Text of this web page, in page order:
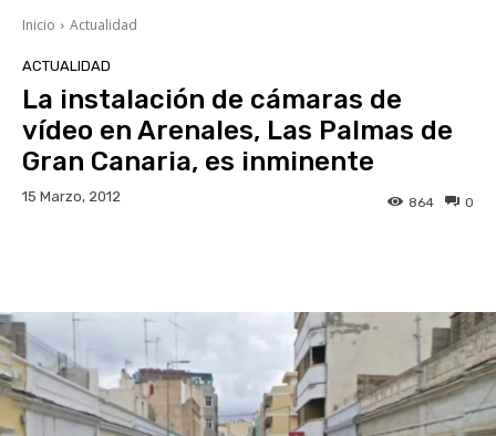
Inicio Actualidad
ACTUALIDAD
La instalación de cámaras de
vídeo en Arenales, Las Palmas de
Gran Canaria, es inminente
15 Marzo, 2012 0
864